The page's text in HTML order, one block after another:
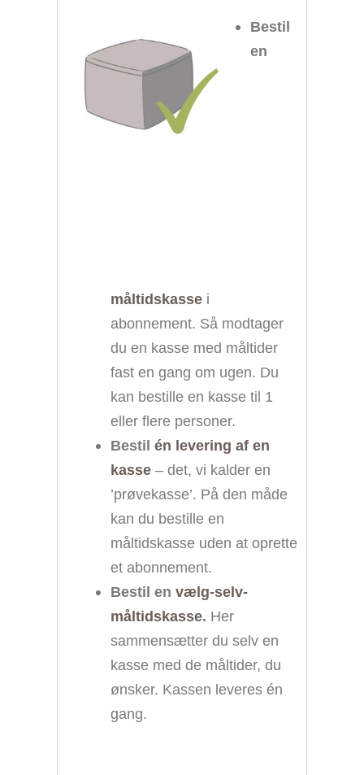
Bestil
en
måltidskasse i
abonnement. Så modtager
du en kasse med måltider
fast en gang om ugen. Du
kan bestille en kasse til 1
eller flere personer.
Bestil én levering af en
kasse – det, vi kalder en
’prøvekasse’. På den måde
kan du bestille en
måltidskasse uden at oprette
et abonnement.
Bestil en vælg-selv-
måltidskasse. Her
sammensætter du selv en
kasse med de måltider, du
ønsker. Kassen leveres én
gang.